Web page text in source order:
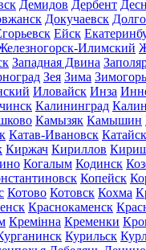
Демидов Дербент
Докучаевск
Ейск
Илимский
Западная Двина
Зея Зима
Иловайск Инза
Калининград
Камызяк Камышин
Катав-Ивановск Катайск
Киржач Кириллов
Когалым Кодинск
Копейск
Котово Котовск Кохма
Краснокаменск
Кремінна Кременки
Курильск